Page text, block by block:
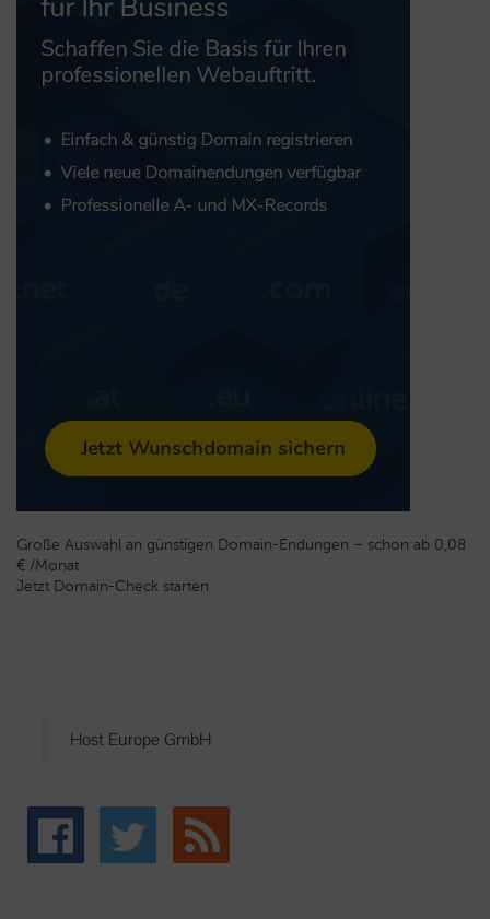
Große Auswahl an günstigen Domain-Endungen – schon ab 0,08
€ /Monat
Jetzt Domain-Check starten
Host Europe GmbH